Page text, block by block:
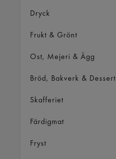
Dryck
Frukt & Grönt
Ost, Mejeri & Ägg
Bröd, Bakverk & Dessert
Skafferiet
Färdigmat
Fryst